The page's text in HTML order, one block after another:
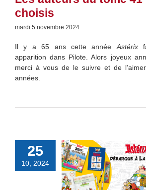
choisis
mardi 5 novembre 2024
Il y a 65 ans cette annéeAstérix
apparition dans Pilote. Alors joyeux
merci à vous de le suivre et de
années.
25
10, 2024